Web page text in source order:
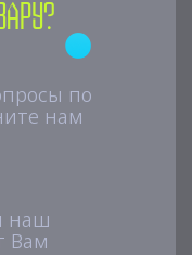
по
нам
наш
Вам